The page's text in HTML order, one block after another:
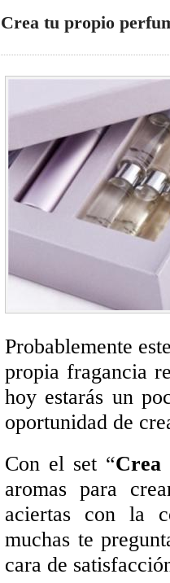
Crea tu propio
Probablemente
propia fragancia
hoy estarás un
oportunidad de
Con el set “Crea
aromas para
aciertas con la
muchas te
cara de